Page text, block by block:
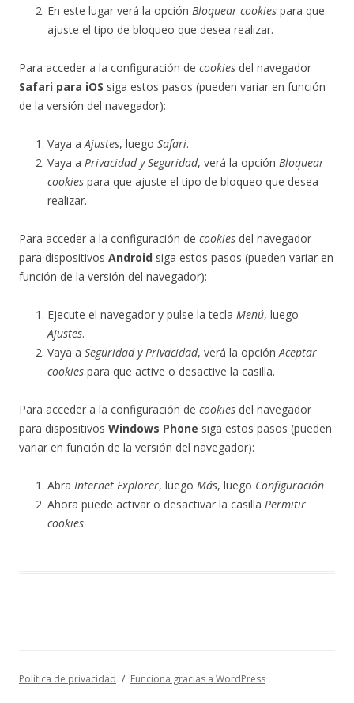
En este lugar verá la opción Bloquear cookies para que
ajuste el tipo de bloqueo que desea realizar.
Para acceder a la configuración de cookies del navegador
Safari para iOS siga estos pasos (pueden variar en función
de la versión del navegador):
Vaya aAjustes, luego Safari.
Vaya a Privacidad y Seguridad, verá la opción Bloquear
cookies para que ajuste el tipo de bloqueo que desea
realizar.
Para acceder a la configuración de cookies del navegador
para dispositivos Android siga estos pasos (pueden variar en
función de la versión del navegador):
Ejecute el navegador y pulse la tecla Menú, luego
Ajustes.
Vaya a Seguridad y Privacidad, verá la opciónAceptar
cookies para que active o desactive la casilla.
Para acceder a la configuración de cookies del navegador
para dispositivos Windows Phone siga estos pasos (pueden
variar en función de la versión del navegador):
Abra Internet Explorer, luego Más, luego Configuración
Ahora puede activar o desactivar la casilla Permitir
cookies.
Política de privacidad Funciona gracias a WordPress